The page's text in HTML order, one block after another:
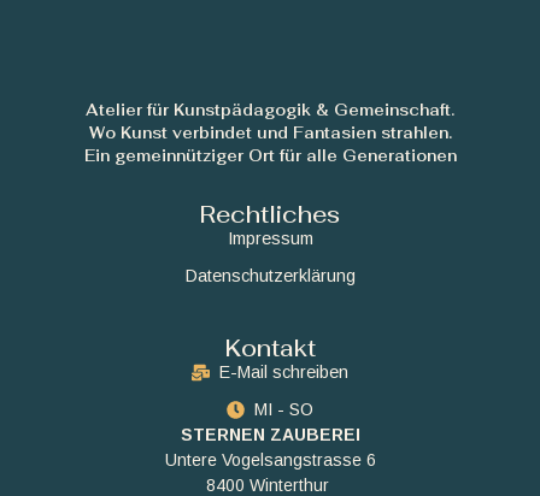
Atelier für Kunstpädagogik & Gemeinschaft.
Wo Kunst verbindet und Fantasien strahlen.
Ein gemeinnütziger Ort für alle Generationen
Rechtliches
Impressum
Datenschutzerklärung
Kontakt
E-Mail schreiben
MI - SO
STERNEN ZAUBEREI
Untere Vogelsangstrasse 6
8400 Winterthur